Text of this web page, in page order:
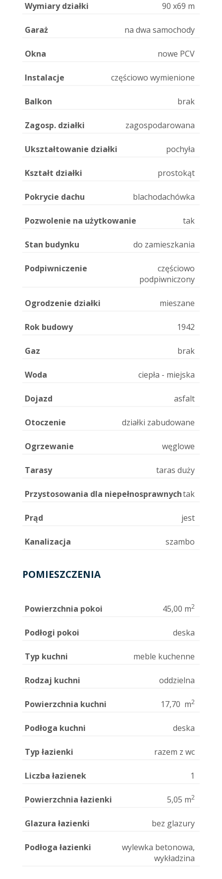
Wymiary działki 90 x69 m
Garaż na dwa samochody
Okna nowe PCV
Instalacje częściowo wymienione
Balkon brak
Zagosp. działki zagospodarowana
Ukształtowanie działki pochyła
Kształt działki prostokąt
Pokrycie dachu blachodachówka
Pozwolenie na użytkowanie tak
Stan budynku do zamieszkania
Podpiwniczenie
częściowo
podpiwniczony
Ogrodzenie działki mieszane
Rok budowy 1942
Gaz brak
Woda ciepła - miejska
Dojazd asfalt
Otoczenie działki zabudowane
Ogrzewanie węglowe
Tarasy taras duży
Przystosowania dla niepełnosprawnychtak
Prąd jest
Kanalizacja szambo
POMIESZCZENIA
Powierzchnia pokoi 45,00 m2
Podłogi pokoi deska
Typ kuchni meble kuchenne
Rodzaj kuchni oddzielna
Powierzchnia kuchni 17,70 m2
Podłoga kuchni deska
Typ łazienki razem z wc
Liczba łazienek 1
Powierzchnia łazienki 5,05 m2
Glazura łazienki bez glazury
Podłoga łazienki
wylewka betonowa,
wykładzina